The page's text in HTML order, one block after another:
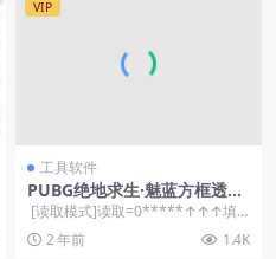
VIP
工具软件
PUBG绝地求生·魅蓝方框透视
自瞄辅助v7.7
[读取模式]读取=0*****↑↑↑填
写需要设置的读取方式[写入模式...
2 年前 1.4K